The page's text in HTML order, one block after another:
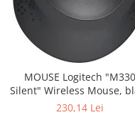
MOUSE Logitech "M330
Silent" Wireless Mouse,
"910-004909" (include timbru230,14 Lei